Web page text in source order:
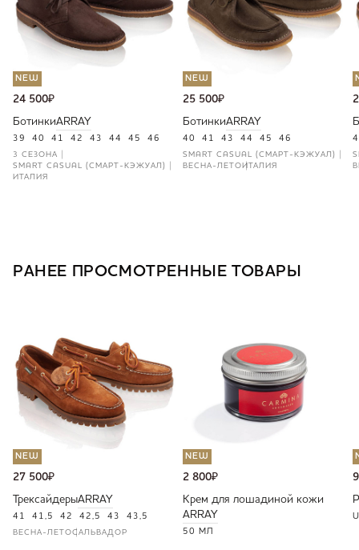
NEW
24 500₽
БотинкиARRAY
39 40 41 42 43 44 45 46
3 СЕЗОНА
SMART CASUAL (СМАРТ-КЭЖУАЛ)
ИТАЛИЯ
NEW
25 500₽
БотинкиARRAY
40 41 43 44 45 46
SMART CASUAL (СМАРТ-КЭЖУАЛ)
ВЕСНА-ЛЕТО ИТАЛИЯ
РАНЕЕ ПРОСМОТРЕННЫЕ ТОВАРЫ
NEW
27 500₽
ТрексайдерыARRAY
41 41,5 42 42,5 43 43,5
ВЕСНА-ЛЕТОСАЛЬВАДОР
NEW
2 800₽
Крем для лошадиной кожи
ARRAY
50 МЛ